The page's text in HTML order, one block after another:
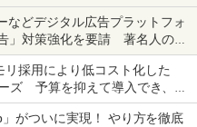
た時間でなにしてる？】
などデジタル広告プラットフォ
」対策強化を要請 著名人の写
の対策として
採用により低コスト化した
ズ 予算を抑えて導入でき、
可能
がついに実現！ やり方を徹底